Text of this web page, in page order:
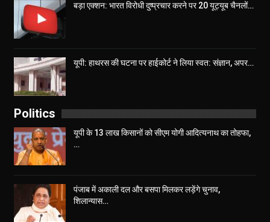
बड़ा एक्शन: भारत विरोधी दुष्प्रचार करने पर 20 यूट्यूब चैनलों…
यूपी: हाथरस की घटना पर हाईकोर्ट ने लिया स्वत: संज्ञान, अपर…
Politics
यूपी के 13 लाख किसानों को सीएम योगी आद‍ित्‍यनाथ का तोहफा,
…
पंजाब में अकाली दल और बसपा मिलकर लड़ेंगे चुनाव,
शिलान्यास…